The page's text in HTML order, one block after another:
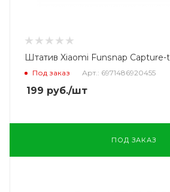
Штатив Xiaomi Funsnap Capture-
Под заказ Арт.: 6971486920455
199 руб./шт
ПОД ЗАКАЗ